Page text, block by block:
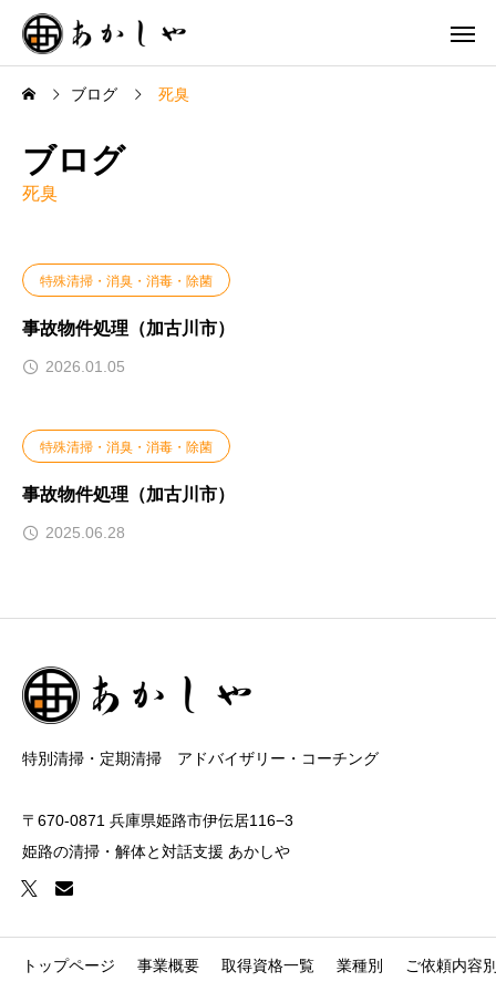
ブログ 死臭
ブログ
死臭
特殊清掃・消臭・消毒・除菌
事故物件処理（加古川市）
2026.01.05
特殊清掃・消臭・消毒・除菌
事故物件処理（加古川市）
2025.06.28
特別清掃・定期清掃 アドバイザリー・コーチング
〒670-0871 兵庫県姫路市伊伝居116−3
姫路の清掃・解体と対話支援 あかしや
トップページ 事業概要 取得資格一覧 業種別 ご依頼内容